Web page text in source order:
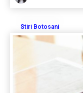
Stiri Botosani